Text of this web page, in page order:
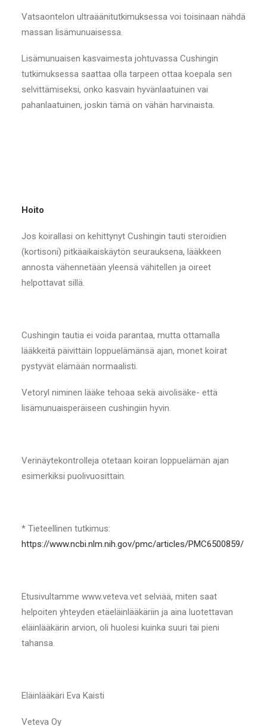
Vatsaontelon ultraäänitutkimuksessa voi toisinaan nähdä
massan lisämunuaisessa.
Lisämunuaisen kasvaimesta johtuvassa Cushingin
tutkimuksessa saattaa olla tarpeen ottaa koepala sen
selvittämiseksi, onko kasvain hyvänlaatuinen vai
pahanlaatuinen, joskin tämä on vähän harvinaista.
Hoito
Jos koirallasi on kehittynyt Cushingin tauti steroidien
(kortisoni) pitkäaikaiskäytön seurauksena, lääkkeen
annosta vähennetään yleensä vähitellen ja oireet
helpottavat sillä.
Cushingin tautia ei voida parantaa, mutta ottamalla
lääkkeitä päivittäin loppuelämänsä ajan, monet koirat
pystyvät elämään normaalisti.
Vetoryl niminen lääke tehoaa sekä aivolisäke- että
lisämunuaisperäiseen cushingiin hyvin.
Verinäytekontrolleja otetaan koiran loppuelämän ajan
esimerkiksi puolivuosittain.
* Tieteellinen tutkimus:
https://www.ncbi.nlm.nih.gov/pmc/articles/PMC6500859/
Etusivultamme www.veteva.vet selviää, miten saat
helpoiten yhteyden etäeläinlääkäriin ja aina luotettavan
eläinlääkärin arvion, oli huolesi kuinka suuri tai pieni
tahansa.
Eläinlääkäri Eva Kaisti
Veteva Oy